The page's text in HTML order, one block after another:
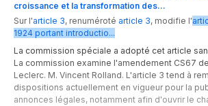
croissance et la transformation des…
Sur l'article 3, renuméroté article 3, modifie l'
1924 portant introductio...
La commission spéciale a adopté cet article
La commission examine l'amendement CS67
Leclerc. M. Vincent Rolland. L'article 3 tend à
dispositions actuellement en vigueur pour la
annonces légales, notamment afin d'ouvrir le